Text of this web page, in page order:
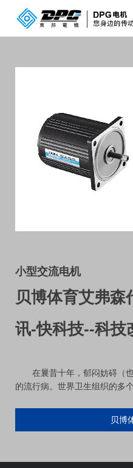
小型交流电机
贝博体育艾弗
讯-快科技--科技
在曩昔十年，郁闷妨碍（也
的流行病。世界卫生组织的多
贝博